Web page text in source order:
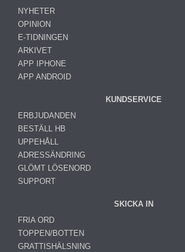
NYHETER
OPINION
E-TIDNINGEN
ARKIVET
APP IPHONE
APP ANDROID
KUNDSERVICE
ERBJUDANDEN
BESTÄLL HB
UPPEHÅLL
ADRESSÄNDRING
GLÖMT LÖSENORD
SUPPORT
SKICKA IN
FRIA ORD
TOPPEN/BOTTEN
GRATTISHÄLSNING